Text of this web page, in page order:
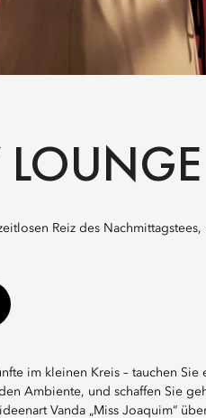
LOUNGE
Reiz des
im kleinen Kreis – tauchen
Ambiente, und schaffen Sie
Vanda „Miss Joaquim“